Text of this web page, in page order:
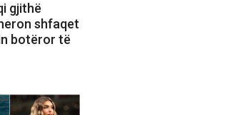
gjithë
shfaqet
botëror të